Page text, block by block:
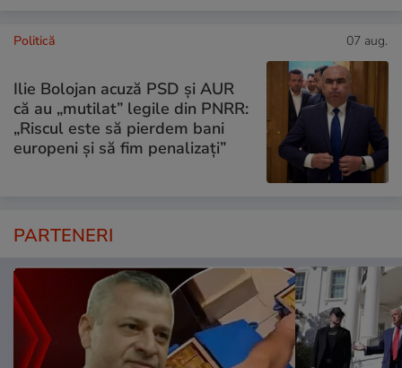
Politică 07 aug.
Ilie Bolojan acuză PSD și AUR
că au „mutilat” legile din PNRR:
„Riscul este să pierdem bani
europeni și să fim penalizați”
PARTENERI